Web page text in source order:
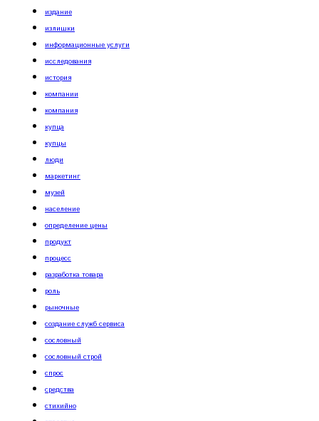
издание
излишки
информационные услуги
исследования
история
компании
компания
купца
купцы
люди
маркетинг
музей
население
определение цены
продукт
процесс
разработка товара
роль
рыночные
создание служб сервиса
сословный
сословный строй
спрос
средства
стихийно